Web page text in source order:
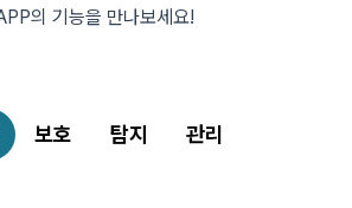
의 기능을 만나보세요!
보호 탐지 관리